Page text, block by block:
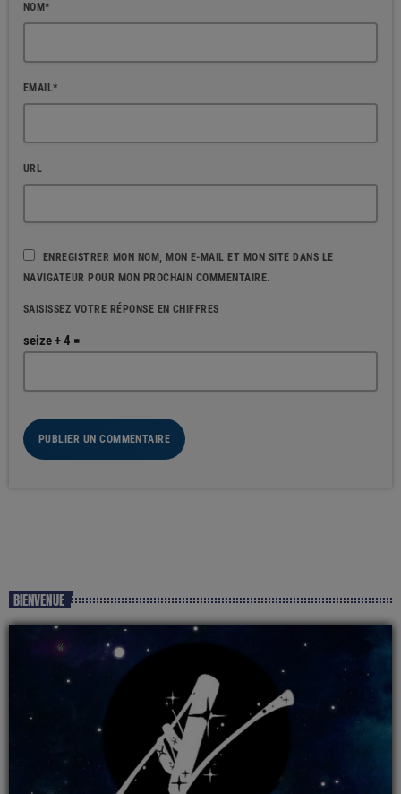
NOM*
EMAIL*
URL
ENREGISTRER MON NOM, MON E-MAIL ET MON SITE DANS LE
NAVIGATEUR POUR MON PROCHAIN COMMENTAIRE.
SAISISSEZ VOTRE RÉPONSE EN CHIFFRES
seize + 4 =
BIENVENUE